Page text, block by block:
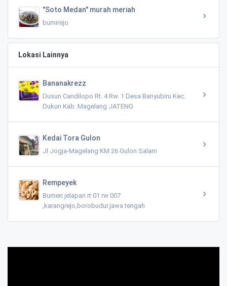
"Soto Medan" murah meriah
bumirejo
Lokasi Lainnya
Bananakrezz
Dusun Candilopo Rt. 4 Rw. 1 Desa Banyubiru Kec.
Dukun Kab. Magelang JATENG
Kedai Tora Gulon
Jl Jogja-Magelang KM 26 Gulon Salam
Rempeyek
Bumen jelapan rt 01 rw 007
,karangrejo,borobudur.jawa tengah